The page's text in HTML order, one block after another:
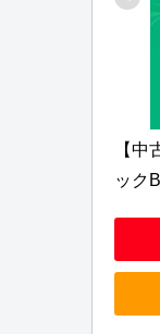
【
ック